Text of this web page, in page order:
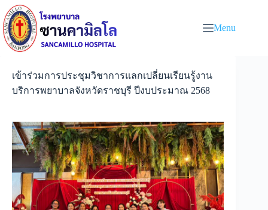
Menu
เข้าร่วมการประชุมวิชาการแลกเปลี่ยนเรียนรู้งาน
บริการพยาบาลจังหวัดราชบุรี ปีงบประมาณ 2568